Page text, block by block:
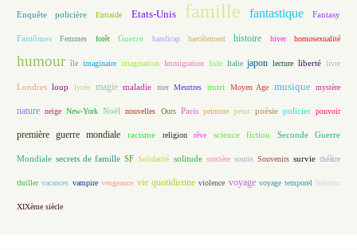
Enquête policière Entraide Etats-Unis famille fantastique Fantasy
Fantômes Femmes forêt Guerre handicap harcèlement histoire hiver homosexualité
humour île imaginaire imagination Immigration Inde Italie japon lecture liberté livre
Londres loup lycée magie maladie mer Meurtres mort Moyen Age musique mystère
nature neige New-York Noël nouvelles Ours Paris peinture peur poésie policier pouvoir
première guerre mondiale racisme religion rêve science fiction Seconde Guerre
Mondiale secrets de famille SF Solidarité solitude sorcière souris Souvenirs survie théâtre
thriller vacances vampire vengeance vie quotidienne violence voyage voyage temporel Western
XIXème siècle